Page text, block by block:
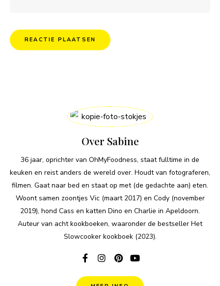
Over Sabine
36 jaar, oprichter van OhMyFoodness, staat fulltime in de
keuken en reist anders de wereld over. Houdt van fotograferen,
filmen. Gaat naar bed en staat op met (de gedachte aan) eten.
Woont samen zoontjes Vic (maart 2017) en Cody (november
2019), hond Cass en katten Dino en Charlie in Apeldoorn.
Auteur van acht kookboeken, waaronder de bestseller Het
Slowcooker kookboek (2023).